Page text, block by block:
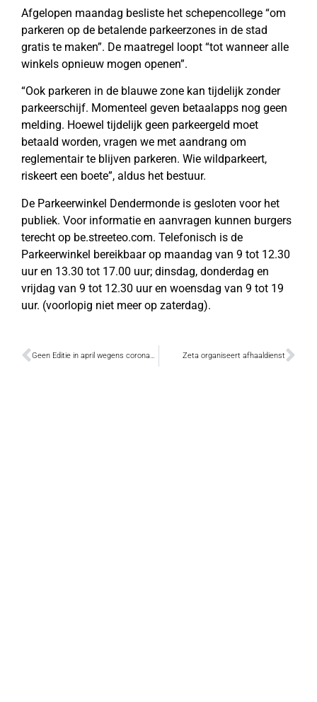
Afgelopen maandag besliste het schepencollege “om
parkeren op de betalende parkeerzones in de stad
gratis te maken”. De maatregel loopt “tot wanneer alle
winkels opnieuw mogen openen”.
“Ook parkeren in de blauwe zone kan tijdelijk zonder
parkeerschijf. Momenteel geven betaalapps nog geen
melding. Hoewel tijdelijk geen parkeergeld moet
betaald worden, vragen we met aandrang om
reglementair te blijven parkeren. Wie wildparkeert,
riskeert een boete”, aldus het bestuur.
De Parkeerwinkel Dendermonde is gesloten voor het
publiek. Voor informatie en aanvragen kunnen burgers
terecht op be.streeteo.com. Telefonisch is de
Parkeerwinkel bereikbaar op maandag van 9 tot 12.30
uur en 13.30 tot 17.00 uur; dinsdag, donderdag en
vrijdag van 9 tot 12.30 uur en woensdag van 9 tot 19
uur. (voorlopig niet meer op zaterdag).
Geen Editie in april wegens coronacrisis Zeta organiseert afhaaldienst